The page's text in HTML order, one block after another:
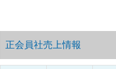
正会員社売上情報